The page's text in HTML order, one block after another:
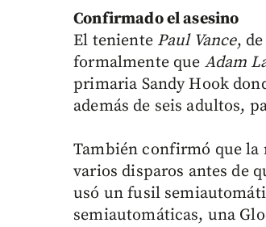
Confirmado el asesino
El teniente Paul Vance,
formalmente que Adam
primaria Sandy Hook
además de seis adultos,
También confirmó que la
varios disparos antes de
usó un fusil
semiautomáticas, una